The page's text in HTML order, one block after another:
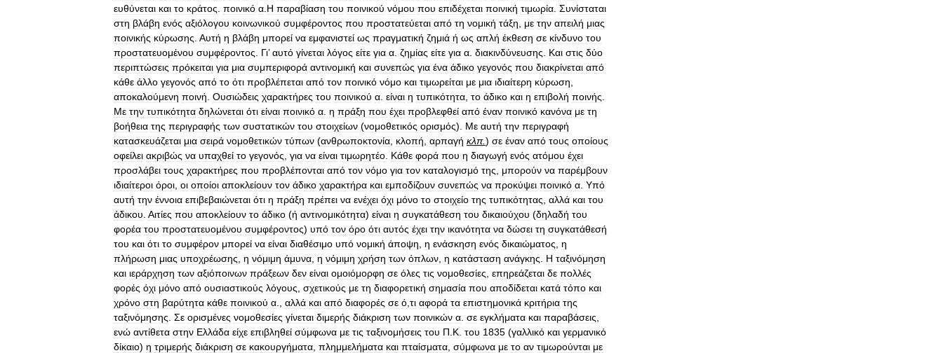
ευθύνεται και το κράτος ποινικό α Η παραβίαση του ποινικού νόμου που επιδέχεται ποινική τιμωρία Συνίσταται
στη βλάβη ενός αξιόλογου κοινωνικού συμφέροντος που προστατεύεται από τη νομική τάξη με την απειλή μιας
ποινικής κύρωσης Αυτή η βλάβη μπορεί να εμφανιστεί ως πραγματική ζημιά ή ως απλή έκθεση σε κίνδυνο του
προστατευομένου συμφέροντος Γι’αυτό γίνεται λόγος είτε για α ζημίας είτε για α διακινδύνευσης Και στις δύο
περιπτώσεις πρόκειται για μια συμπεριφορά αντινομική και συνεπώς για ένα άδικο γεγονός που διακρίνεται από
κάθε άλλο γεγονός από το ότι προβλέπεται από τον ποινικό νόμο και τιμωρείται με μια ιδιαίτερη κύρωση
αποκαλούμενη ποινή Ουσιώδεις χαρακτήρες του ποινικού α είναι η τυπικότητα το άδικο και η επιβολή ποινής
Με την τυπικότητα δηλώνεται ότι είναι ποινικό α η πράξη που έχει προβλεφθεί από έναν ποινικό κανόνα με τη
βοήθεια της περιγραφής των συστατικών του στοιχείων (νομοθετικός ορισμός). Με αυτή την περιγραφή
κατασκευάζεται μια σειρά νομοθετικών τύπων (ανθρωποκτονία κλοπή αρπαγή κλπ.) σε έναν από τους οποίους
οφείλει ακριβώς να υπαχθεί το γεγονός για να είναι τιμωρητέο Κάθε φορά που η διαγωγή ενός ατόμου έχει
προσλάβει τους χαρακτήρες που προβλέπονται από τον νόμο για τον καταλογισμό της μπορούν να παρέμβουν
ιδιαίτεροι όροι οι οποίοι αποκλείουν τον άδικο χαρακτήρα και εμποδίζουν συνεπώς να προκύψει ποινικό α Υπό
αυτή την έννοια επιβεβαιώνεται ότι η πράξη πρέπει να ενέχει όχι μόνο το στοιχείο της τυπικότητας αλλά και του
άδικου Αιτίες που αποκλείουν το άδικο (ή αντινομικότητα) είναι η συγκατάθεση του δικαιούχου (δηλαδή του
φορέα του προστατευομένου συμφέροντος) υπό τον όρο ότι αυτός έχει την ικανότητα να δώσει τη συγκατάθεσή
του και ότι το συμφέρον μπορεί να είναι διαθέσιμο υπό νομική άποψη η ενάσκηση ενός δικαιώματος η
πλήρωση μιας υποχρέωσης η νόμιμη άμυνα η νόμιμη χρήση των όπλων η κατάσταση ανάγκης Η ταξινόμηση
και ιεράρχηση των αξιόποινων πράξεων δεν είναι ομοιόμορφη σε όλες τις νομοθεσίες επηρεάζεται δε πολλές
φορές όχι μόνο από ουσιαστικούς λόγους σχετικούς με τη διαφορετική σημασία που αποδίδεται κατά τόπο και
χρόνο στη βαρύτητα κάθε ποινικού α αλλά και από διαφορές σε ό τι αφορά τα επιστημονικά κριτήρια της
ταξινόμησης Σε ορισμένες νομοθεσίες γίνεται διμερής διάκριση των ποινικών α σε εγκλήματα και παραβάσεις
ενώ αντίθετα στην Ελλάδα είχε επιβληθεί σύμφωνα με τις ταξινομήσεις του Π Κ του 1835 (γαλλικό και γερμανικό
δίκαιο) η τριμερής διάκριση σε κακουργήματα πλημμελήματα και πταίσματα σύμφωνα με το αν τιμωρούνται με